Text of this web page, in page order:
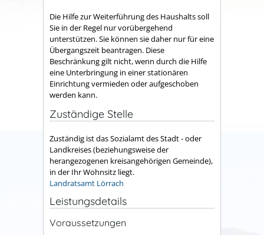
Die Hilfe zur Weiterführung des Haushalts soll
Sie in der Regel nur vorübergehend
unterstützen. Sie können sie daher nur für eine
Übergangszeit beantragen. Diese
Beschränkung gilt nicht, wenn durch die Hilfe
eine Unterbringung in einer stationären
Einrichtung vermieden oder aufgeschoben
werden kann.
Zuständige Stelle
Zuständig ist das Sozialamt des Stadt - oder
Landkreises (beziehungsweise der
herangezogenen kreisangehörigen Gemeinde),
in der Ihr Wohnsitz liegt.
Landratsamt Lörrach
Leistungsdetails
Voraussetzungen